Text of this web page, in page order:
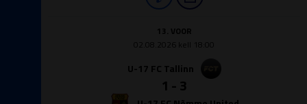
13. VOOR
02.08.2026 kell 18:00
U-17 FC Tallinn
1 - 3